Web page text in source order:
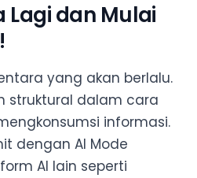
Lagi dan Mulai
yang akan berlalu.
struktural dalam cara
informasi.
dengan AI Mode
AI lain seperti